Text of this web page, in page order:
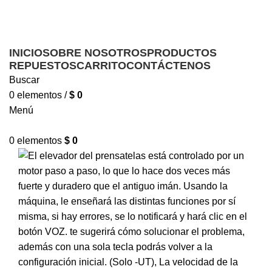
INICIOSOBRE NOSOTROSPRODUCTOS
REPUESTOSCARRITOCONTÁCTENOS
Buscar
0 elementos / $ 0
Menú
0 elementos $ 0